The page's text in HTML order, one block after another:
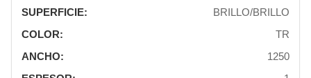
BRILLO/BRILLO
TR
1250